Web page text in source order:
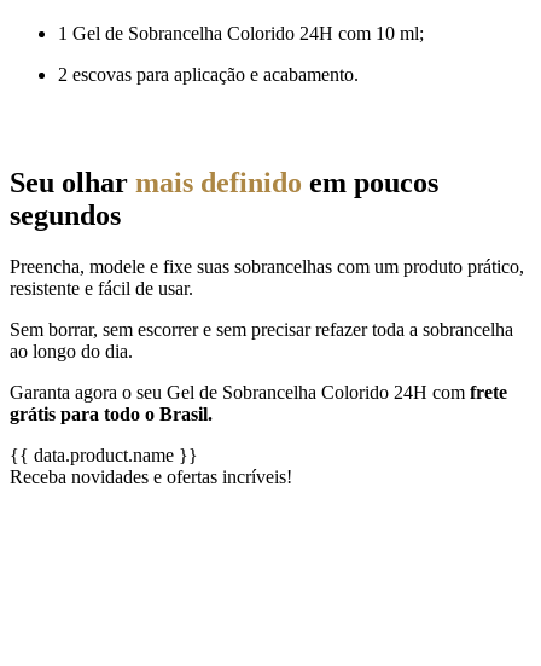
1 Gel de Sobrancelha Colorido 24H com 10 ml;
2 escovas para aplicação e acabamento.
Seu olhar mais definido em poucos
segundos
Preencha, modele e fixe suas sobrancelhas com um produto prático,
resistente e fácil de usar.
Sem borrar, sem escorrer e sem precisar refazer toda a sobrancelha
ao longo do dia.
Garanta agora o seu Gel de Sobrancelha Colorido 24H com frete
grátis para todo o Brasil.
{{ data.product.name }}
Receba novidades e ofertas incríveis!